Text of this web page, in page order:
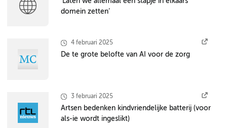
domein zetten’
4 februari 2025
De te grote belofte van AI voor de zorg
3 februari 2025
Artsen bedenken kindvriendelijke batterij (voor
als-ie wordt ingeslikt)